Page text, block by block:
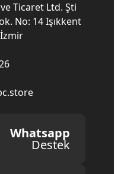
Ticaret Ltd. Şti
No: 14 Işıkkent
Whatsapp
Destek